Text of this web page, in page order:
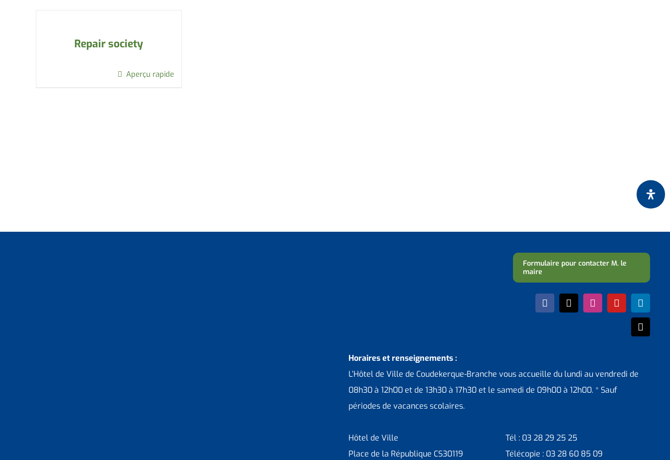
Repair society
Aperçu rapide
Formulaire pour contacter M. le
maire
Horaires et renseignements :
L’Hôtel de Ville de Coudekerque-Branche vous accueille du lundi au vendredi de
08h30 à 12h00 et de 13h30 à 17h30 et le samedi de 09h00 à 12h00. * Sauf
périodes de vacances scolaires.
Hôtel de Ville
Place de la République CS30119
Tél : 03 28 29 25 25
Télécopie : 03 28 60 85 09